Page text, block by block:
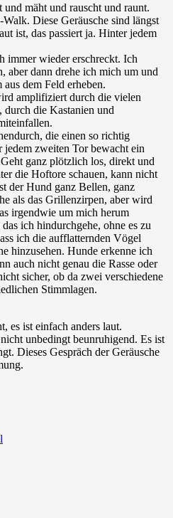
und mäht und rauscht und raunt.
Diese Geräusche sind längst
ist, das passiert ja. Hinter jedem
immer wieder erschreckt. Ich
aber dann drehe ich mich um und
aus dem Feld erheben.
amplifiziert durch die vielen
durch die Kastanien und
die einen so richtig
jedem zweiten Tor bewacht ein
ganz plötzlich los, direkt und
die Hoftore schauen, kann nicht
der Hund ganz Bellen, ganz
als das Grillenzirpen, aber wird
irgendwie um mich herum
ich hindurchgehe, ohne es zu
ich die aufflatternden Vögel
hinzusehen. Hunde erkenne ich
auch nicht genau die Rasse oder
sicher, ob da zwei verschiedene
Stimmlagen.
es ist einfach anders laut.
unbedingt beunruhigend. Es ist
Dieses Gespräch der Geräusche